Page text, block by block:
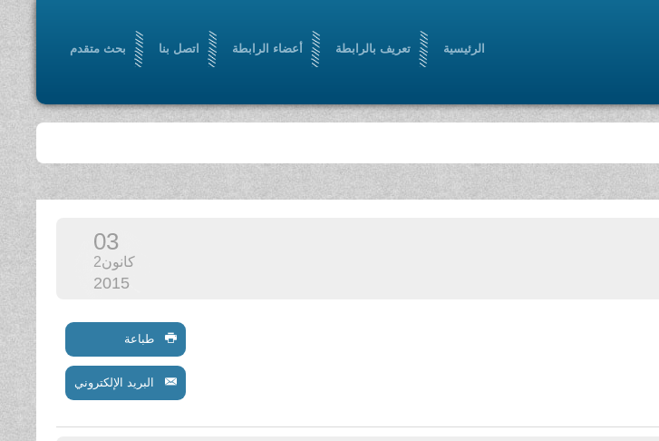
الرئيسية تعريف بالرابطة أعضاء الرابطة اتصل بنا بحث متقدم
03
كانون2
2015
طباعة
البريد الإلكتروني